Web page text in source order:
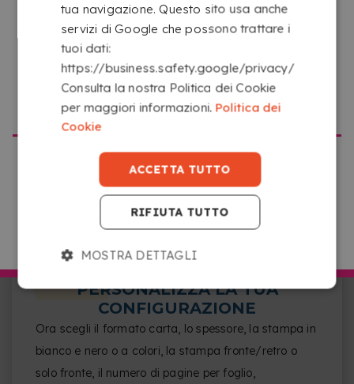
ANDARE SU COPYKREA USA
ANDARE SU COPYKREA ITALIA
CARICA IL TUO FILE
a Internet facendo clic sul riquadro con la scritta
“Seleziona o trascina qui i tuoi file”.
PERSONALIZZA LA TUA
CONFIGURAZIONE
Ora scegli il formato carta, lo spessore, la stampa in
bianco e nero o a colori, la stampa fronte/retro o
solo fronte, il numero di pagine per foglio,
tua navigazione. Questo sito usa anche
servizi di Google che possono trattare i
tuoi dati:
https://business.safety.google/privacy/
Consulta la nostra Politica dei Cookie
per maggiori informazioni. Politica dei
Cookie
ACCETTA TUTTO
RIFIUTA TUTTO
MOSTRA DETTAGLI